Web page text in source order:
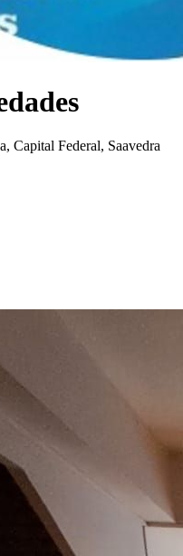
Capital Federal, Saavedra